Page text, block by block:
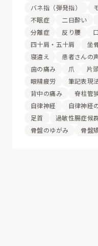
バネ指（弾発指）
不眠症
二日酔い
分離症
反り腰
四十肩・五十肩
坐
寝違え
患者さんの
歯の痛み
爪 片
眼精疲労
筆記表現
背中の痛み
脊柱管
自律神経
自律神経
足首
過敏性腸症候
骨盤のゆがみ
骨盤